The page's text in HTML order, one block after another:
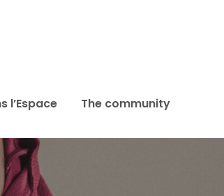
l’Espace The community